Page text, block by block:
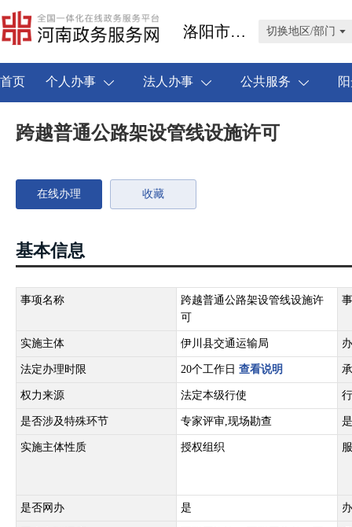
洛阳市伊川县 切换地区/部门
首页 个人办事 法人办事 公共服务
跨越普通公路架设管线设施许可
在线办理 收藏
基本信息
事项名称
跨越普通公路架设管线设施许
可
实施主体 伊川县交通运输局
法定办理时限 20个工作日 查看说明
权力来源 法定本级行使
是否涉及特殊环节 专家评审,现场勘查
实施主体性质 授权组织
是否网办 是